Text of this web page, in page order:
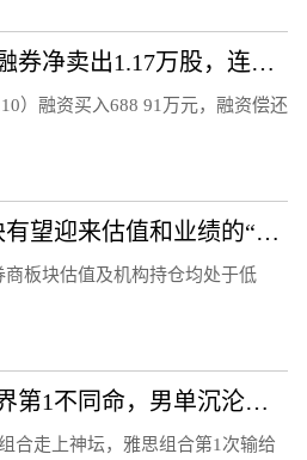
青木股份：8月25日融券净卖出1.17万股，连续3日累计净卖出4.46万股
）融资买入688 91万元，融资偿还
光大证券：券商板块有望迎来估值和业绩的“双升”
板块估值及机构持仓均处于低
1金1银2铜！国羽世界第1不同命，男单沉沦，陈雨菲大满贯梦碎！
合走上神坛，雅思组合第1次输给